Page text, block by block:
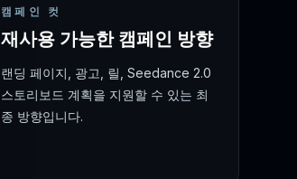
캠페인 컷
재사용 가능한 캠페인 방향
랜딩 페이지, 광고, 릴, Seedance 2.0
스토리보드 계획을 지원할 수 있는 최
종 방향입니다.